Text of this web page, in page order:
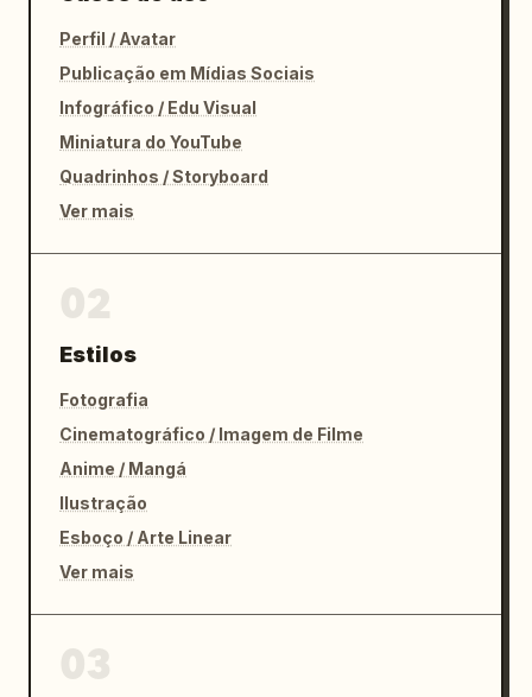
Perfil / Avatar
Publicação em Mídias Sociais
Infográfico / Edu Visual
Miniatura do YouTube
Quadrinhos / Storyboard
Ver mais
Estilos
Fotografia
Cinematográfico / Imagem de Filme
Anime / Mangá
Ilustração
Esboço / Arte Linear
Ver mais